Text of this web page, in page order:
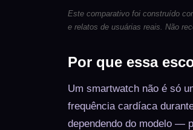
Este comparativo foi construído
e relatos de usuárias reais. Não
Por que essa
Um smartwatch não é só
frequência cardíaca
dependendo do modelo —